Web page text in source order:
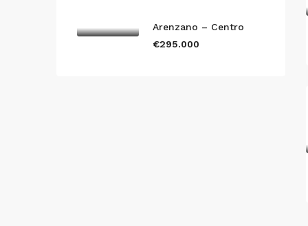
Arenzano – Centro
€295.000